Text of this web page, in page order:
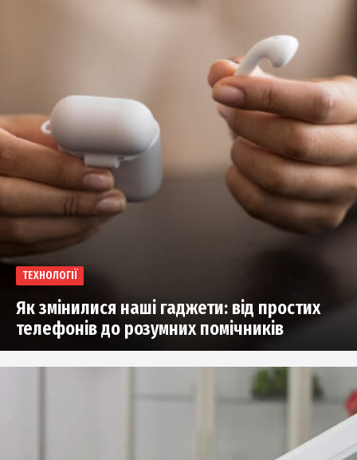
ТЕХНОЛОГІЇ
Як змінилися наші гаджети: від простих
телефонів до розумних помічників